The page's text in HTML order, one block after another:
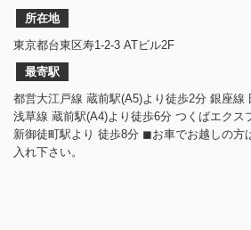
所在地
東京都台東区寿1-2-3 ATビル2F
最寄駅
都営大江戸線 蔵前駅(A5)より徒歩2分 銀座線
浅草線 蔵前駅(A4)より徒歩6分 つくばエク
新御徒町駅より 徒歩8分 ◼︎お車でお越しの方
入れ下さい。